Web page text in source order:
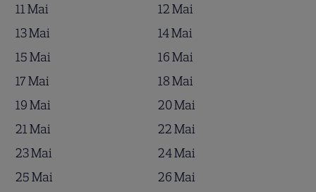
11 Mai
12 Mai
13 Mai
14 Mai
15 Mai
16 Mai
17 Mai
18 Mai
19 Mai
20 Mai
21 Mai
22 Mai
23 Mai
24 Mai
25 Mai
26 Mai